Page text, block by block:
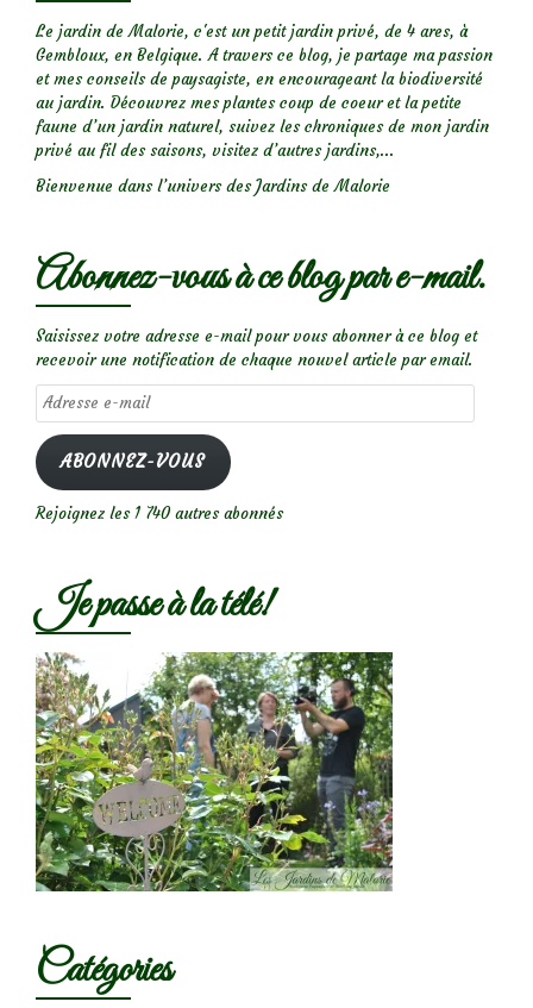
Le jardin de Malorie, c'est un petit jardin privé, de 4 ares, à
Gembloux, en Belgique. A travers ce blog, je partage ma passion
et mes conseils de paysagiste, en encourageant la biodiversité
au jardin. Découvrez mes plantes coup de coeur et la petite
faune d’un jardin naturel, suivez les chroniques de mon jardin
privé au fil des saisons, visitez d’autres jardins,...
Bienvenue dans l’univers des Jardins de Malorie
Abonnez-vous à ce blog par e-mail.
Saisissez votre adresse e-mail pour vous abonner à ce blog et
recevoir une notification de chaque nouvel article par email.
Adresse
e-
mail
ABONNEZ-VOUS
Rejoignez les 1 740 autres abonnés
Je passe à la télé!
Catégories